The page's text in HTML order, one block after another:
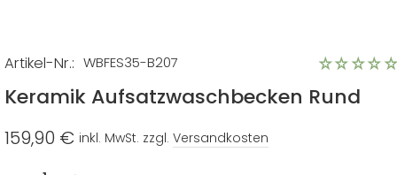
Artikel-Nr.: WBFES35-B207
Keramik Aufsatzwaschbecken Rund
Normaler
159,90 € inkl. MwSt. zzgl. Versandkosten